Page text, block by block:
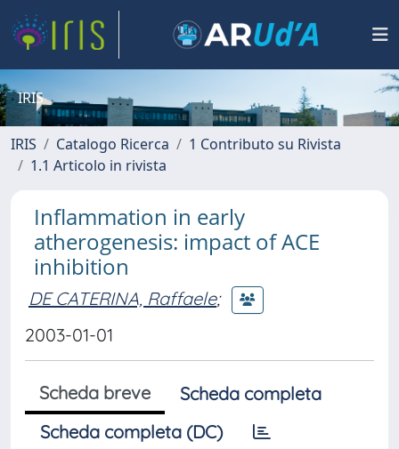
IRIS
IRIS Catalogo Ricerca
1 Contributo su Rivista
1.1 Articolo in rivista
Inflammation in early
atherogenesis: impact of ACE
inhibition
DE CATERINA, Raffaele;
2003-01-01
Scheda breve
Scheda completa
Scheda completa (DC)